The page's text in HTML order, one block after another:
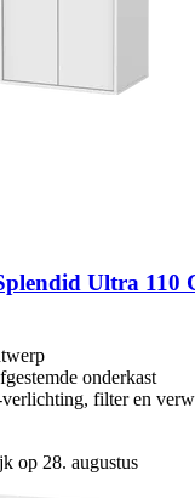
Ultra 110
onderkast
filter en
op 28. augustus